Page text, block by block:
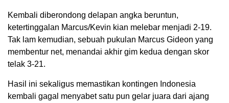
Kembali diberondong delapan angka beruntun,
ketertinggalan Marcus/Kevin kian melebar menjadi 2-19.
Tak lam kemudian, sebuah pukulan Marcus Gideon yang
membentur net, menandai akhir gim kedua dengan skor
telak 3-21.
Hasil ini sekaligus memastikan kontingen Indonesia
kembali gagal menyabet satu pun gelar juara dari ajang